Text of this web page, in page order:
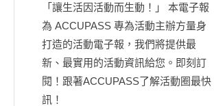
「讓生活因活動而生動！」 本電子報
為 ACCUPASS 專為活動主辦方量身
打造的活動電子報，我們將提供最
新、最實用的活動資訊給您。即刻訂
閱！跟著ACCUPASS了解活動圈最快
訊！